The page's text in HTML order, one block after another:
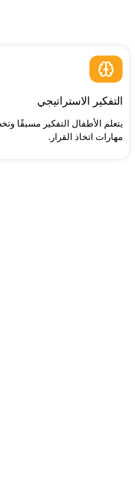
التفكير الاستراتيجي
يتعلم الأطفال التفكير مسبقًا
مهارات اتخاذ القرار.